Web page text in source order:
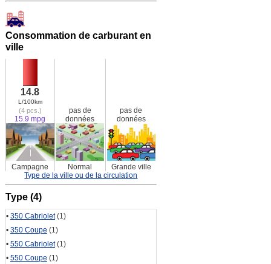
Consommation de carburant en
ville
14.8
L/100km
(4 pcs.)
15.9 mpg
pas de
données
pas de
données
Campagne Normal
Grande ville
Type de la ville ou de la circulation
Type (4)
• 350 Cabriolet(1)
• 350 Coupe (1)
• 550 Cabriolet(1)
• 550 Coupe (1)